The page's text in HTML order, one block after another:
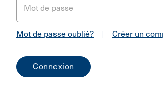
Mot de passe
Mot de passe oublié? Créer un